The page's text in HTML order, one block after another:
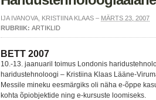
IJA IVANOVA, KRISTIINA KLAAS – MÄRTS 23, 2007
RUBRIIK: ARTIKLID
BETT 2007
10.-13. jaanuaril toimus Londonis
haridustehnoloogi – Kristiina Klaas Lääne-
Messile mineku eesmärgiks oli näha e-õppe
kohta õpiobjektide ning e-kursuste loomiseks.